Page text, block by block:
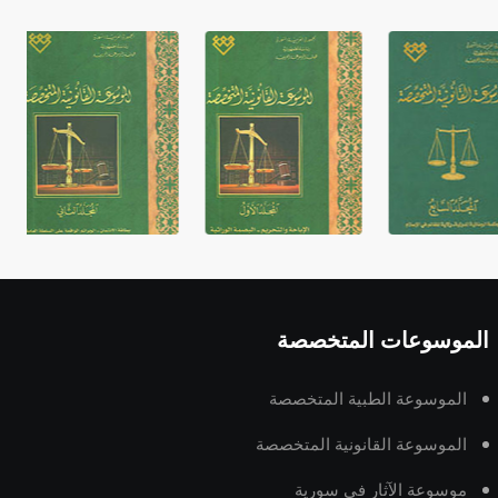
حيث تقتصر القيمة الصوتية للعلامة الك
الموسوعات المتخصصة
الموسوعة الطبية المتخصصة
الموسوعة القانونية المتخصصة
موسوعة الآثار في سورية